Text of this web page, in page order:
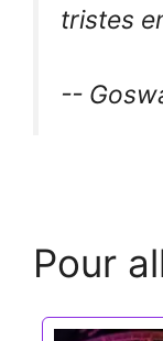
tristes
--
Pour